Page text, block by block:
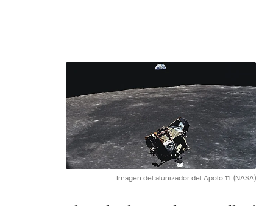
Imagen del alunizador del Apolo 11. (NASA)